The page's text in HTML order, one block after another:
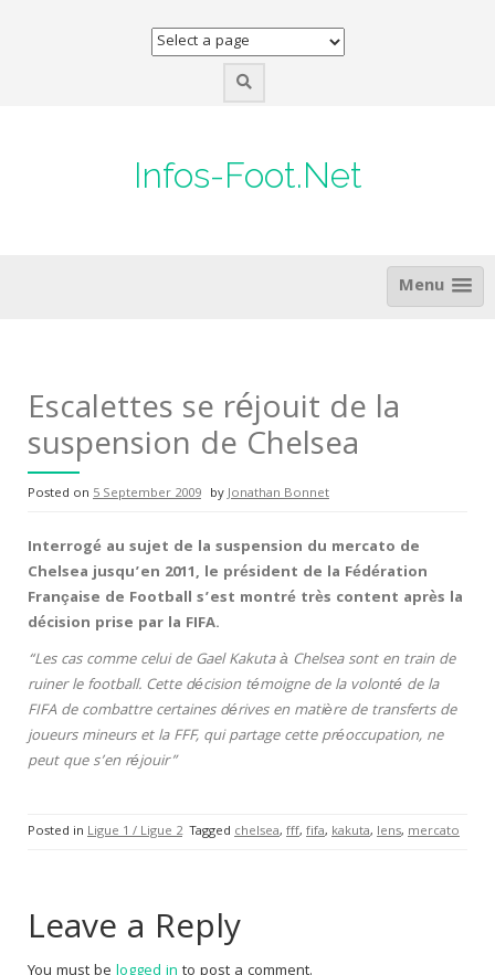
Infos-Foot.Net
Menu
Escalettes se réjouit de la
suspension de Chelsea
Posted on 5 September 2009 byJonathan Bonnet
Interrogé au sujet de la suspension du mercato de
Chelsea jusqu’en 2011, le président de la Fédération
Française de Football s’est montré très content après la
décision prise par la FIFA.
“Les cas comme celui de Gael Kakuta à Chelsea sont en train de
ruiner le football. Cette décision témoigne de la volonté de la
FIFA de combattre certaines dérives en matière de transferts de
joueurs mineurs et la FFF, qui partage cette préoccupation, ne
peut que s’en réjouir”
Posted in Ligue 1 / Ligue 2 Tagged chelsea, fff, fifa, kakuta, lens, mercato
Leave a Reply